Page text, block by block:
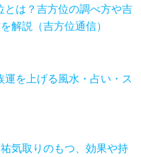
とは？吉方位の調べ方や吉
解説（吉方位通信）
を上げる風水・占い・ス
気取りのもつ、効果や持